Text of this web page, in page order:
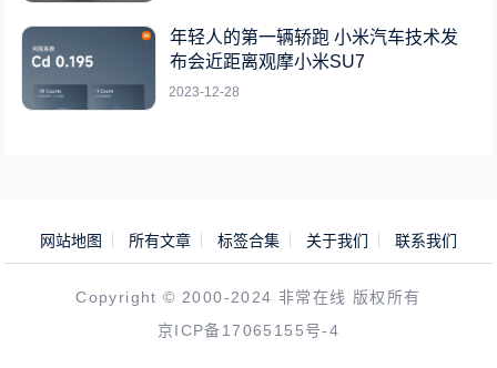
年轻人的第一辆轿跑 小米汽车技术发
布会近距离观摩小米SU7
2023-12-28
网站地图 所有文章 标签合集 关于我们 联系我们
Copyright © 2000-2024 非常在线 版权所有
京ICP备17065155号-4